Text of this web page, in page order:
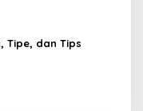
Tipe, dan Tips